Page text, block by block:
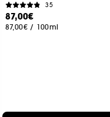
35
87,00€
87,00€ / 100ml